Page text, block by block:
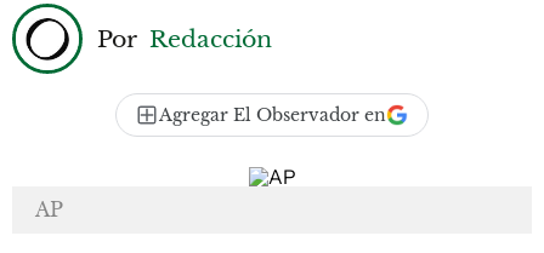
Por Redacción
Agregar El Observador en
AP